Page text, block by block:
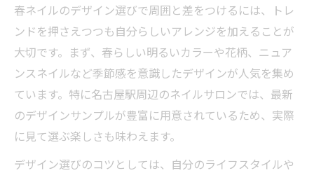
春ネイルのデザイン選びで周囲と差をつけるには、トレ
ンドを押さえつつも自分らしいアレンジを加えることが
大切です。まず、春らしい明るいカラーや花柄、ニュア
ンスネイルなど季節感を意識したデザインが人気を集め
ています。特に名古屋駅周辺のネイルサロンでは、最新
のデザインサンプルが豊富に用意されているため、実際
に見て選ぶ楽しさも味わえます。
デザイン選びのコツとしては、自分のライフスタイルや